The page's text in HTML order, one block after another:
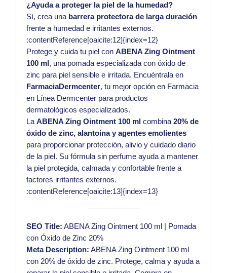
¿Ayuda a proteger la piel de la humedad?
Sí, crea una barrera protectora de larga duración
frente a humedad e irritantes externos.
:contentReference[oaicite:12]{index=12}
Protege y cuida tu piel conABENA Zing Ointment
100 ml, una pomada especializada con óxido de
zinc para piel sensible e irritada. Encuéntrala en
FarmaciaDermcenter, tu mejor opción en Farmacia
en Línea Dermcenter para productos
dermatológicos especializados.
LaABENA Zing Ointment 100 ml combina20% de
óxido de zinc, alantoína y agentes emolientes
para proporcionar protección, alivio y cuidado diario
de la piel. Su fórmula sin perfume ayuda a mantener
la piel protegida, calmada y confortable frente a
factores irritantes externos.
:contentReference[oaicite:13]{index=13}
SEO Title: ABENA Zing Ointment 100 ml | Pomada
con Óxido de Zinc 20%
Meta Description: ABENA Zing Ointment 100 ml
con 20% de óxido de zinc. Protege, calma y ayuda a